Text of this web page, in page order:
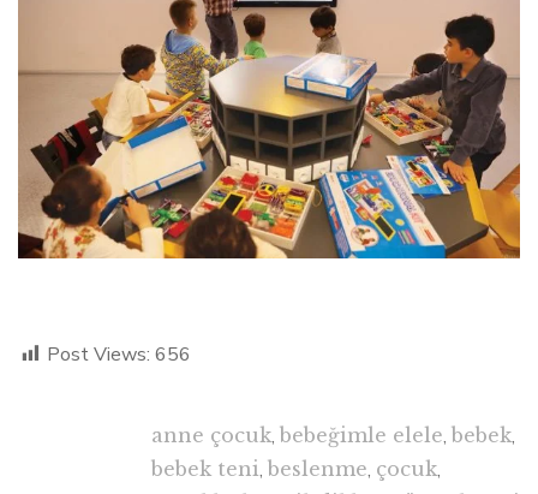
Post Views: 656
anne çocuk, bebeğimle elele, bebek,
bebek teni, beslenme, çocuk,